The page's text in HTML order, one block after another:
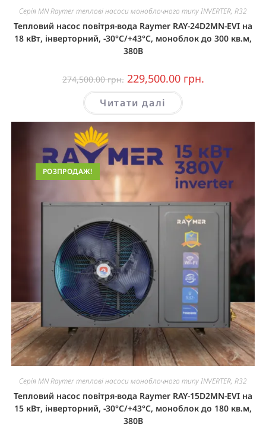
Серія MN Raymer теплові насоси моноблочного типу INVERTER, R32
Тепловий насос повітря-вода Raymer RAY-24D2MN-EVI на
18 кВт, інверторний, -30°C/+43°C, моноблок до 300 кв.м,
380В
274,500.00грн. 229,500.00 грн.
Читати далі
РОЗПРОДАЖ!
Серія MN Raymer теплові насоси моноблочного типу INVERTER, R32
Тепловий насос повітря-вода Raymer RAY-15D2MN-EVI на
15 кВт, інверторний, -30°C/+43°C, моноблок до 180 кв.м,
380В